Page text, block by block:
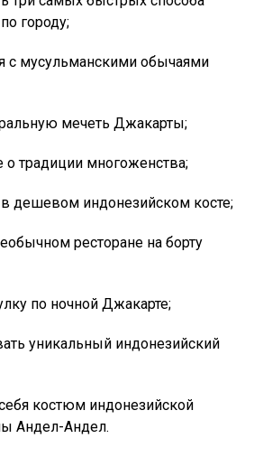
городу;
с мусульманскими обычаями
мечеть Джакарты;
о традиции многоженства;
в дешевом индонезийском косте;
ресторане на борту
по ночной Джакарте;
уникальный индонезийский
костюм индонезийской
Андел-Андел.